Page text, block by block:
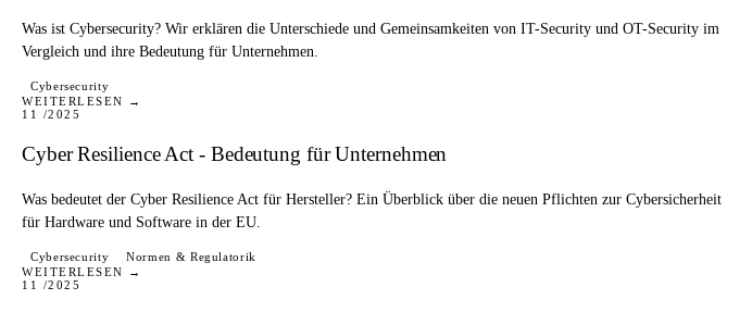
Was ist Cybersecurity? Wir erklären die Unterschiede und Gemeinsamkeiten von IT-Security und OT-Security im
Vergleich und ihre Bedeutung für Unternehmen.
Cybersecurity
WEITERLESEN →
BLOG
11 /2025
Cyber Resilience Act - Bedeutung für Unternehmen
Was bedeutet der Cyber Resilience Act für Hersteller? Ein Überblick über die neuen Pflichten zur Cybersicherheit
für Hardware und Software in der EU.
Cybersecurity Normen & Regulatorik
WEITERLESEN →
BLOG
11 /2025